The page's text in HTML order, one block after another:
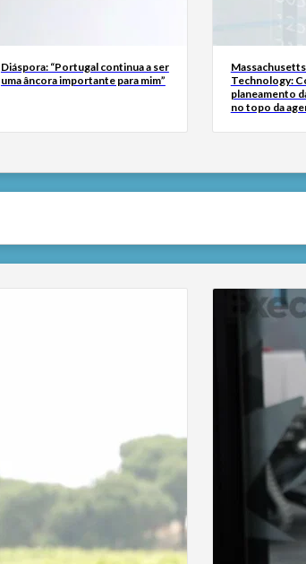
Diáspora: “Portugal continua a ser
uma âncora importante para mim”
Technology:
planeamento
no topo da